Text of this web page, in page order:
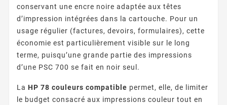
conservant une encre noire adaptée aux têtes
d’impression intégrées dans la cartouche. Pour un
usage régulier (factures, devoirs, formulaires), cette
économie est particulièrement visible sur le long
terme, puisqu’une grande partie des impressions
d’une PSC 700 se fait en noir seul.
La HP 78 couleurs compatible permet, elle, de limiter
le budget consacré aux impressions couleur tout en